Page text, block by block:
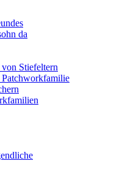
da
Stiefeltern